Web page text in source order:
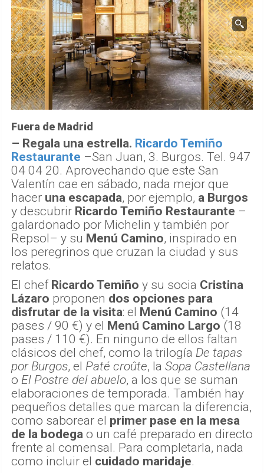
Fuera de Madrid
– Regala una estrella. Ricardo Temiño
Restaurante –San Juan, 3. Burgos. Tel. 947
04 04 20. Aprovechando que este San
Valentín cae en sábado, nada mejor que
hacer una escapada, por ejemplo, a Burgos
y descubrir Ricardo Temiño Restaurante –
galardonado por Michelin y también por
Repsol– y su Menú Camino, inspirado en
los peregrinos que cruzan la ciudad y sus
relatos.
El chef Ricardo Temiño y su socia Cristina
Lázaro proponen dos opciones para
disfrutar de la visita: el Menú Camino (14
pases / 90 €) y el Menú Camino Largo (18
pases / 110 €). En ninguno de ellos faltan
clásicos del chef, como la trilogía De tapas
por Burgos, el Paté croûte, la Sopa Castellana
o El Postre del abuelo, a los que se suman
elaboraciones de temporada. También hay
pequeños detalles que marcan la diferencia,
como saborear el primer pase en la mesa
de la bodega o un café preparado en directo
frente al comensal. Para completarla, nada
como incluir el cuidado maridaje.